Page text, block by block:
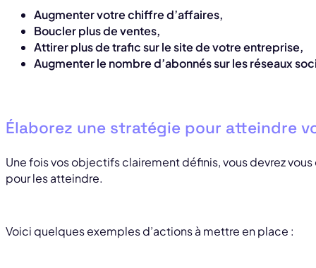
Augmenter votre chiffre d’affaires,
Boucler plus de ventes,
Attirer plus de trafic sur le site de votre entreprise,
Augmenter le nombre d’abonnés sur les réseaux
Élaborez une stratégie pour atteindre
Une fois vos objectifs clairement définis, vous devrez
pour les atteindre.
Voici quelques exemples d’actions à mettre en place :